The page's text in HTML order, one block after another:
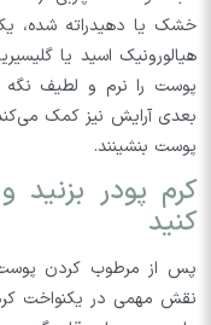
خشک یا دهیدراته شده،
هیالورونیک اسید یا
پوست را نرم و لطیف نگه
بعدی آرایش نیز کمک
پوست بنشینند.
کرم‌ پودر بزنید
کنید
پس از مرطوب کردن
نقش مهمی در یکنواخت